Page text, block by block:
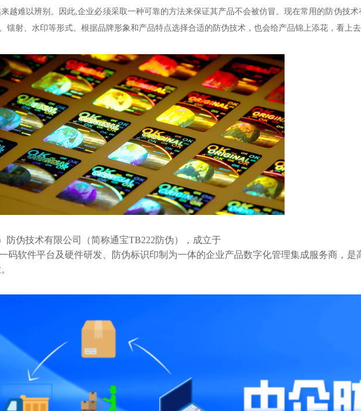
来越难以辨别。因此,企业必须采取一种可靠的方法来保证其产品不会被仿冒。现在常用的防伪技
镭射、水印等形式。根据品牌形象和产品特点选择合适的防伪技术，也会给产品锦上添花，看上去
防伪技术有限公司（简称通宝TB222防伪），成立于
码软件平台及硬件研发、防伪标识印制为一体的企业产品数字化管理集成服务商，是